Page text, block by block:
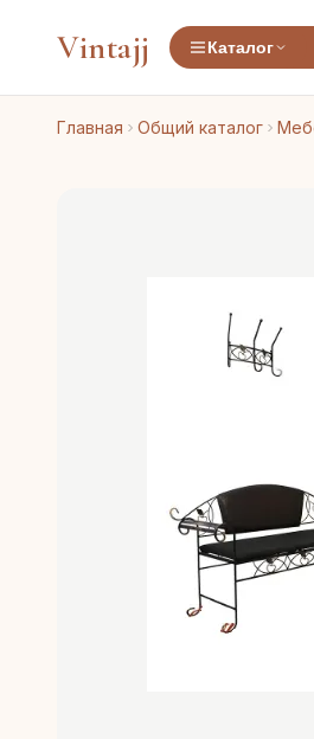
Vintajj Каталог
Главная Общий каталог